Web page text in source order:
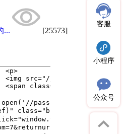
... [25573]
客服
小程序
公众号